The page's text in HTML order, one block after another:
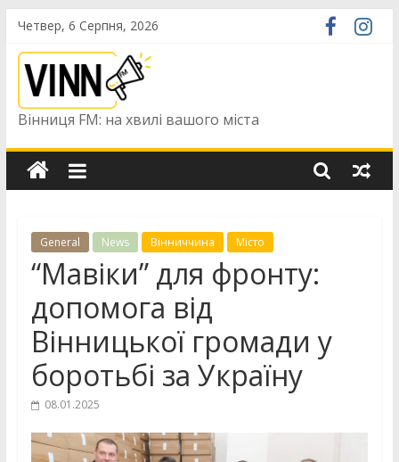
Skip
content
Четвер, 6 Серпня, 2026
Вінниця FM: на хвилі вашого міста
General News Вінниччина Місто
“Мавіки” для фронту:
допомога від
Вінницької громади у
боротьбі за Україну
08.01.2025